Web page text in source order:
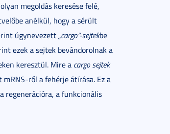
megoldás keresése felé,
anélkül, hogy a sérült
úgynevezett„cargo”-sejtekbe
ezek a sejtek bevándorolnak a
keresztül. Mire a cargo sejtek
ről a fehérje átírása. Ez a
regenerációra, a funkcionális